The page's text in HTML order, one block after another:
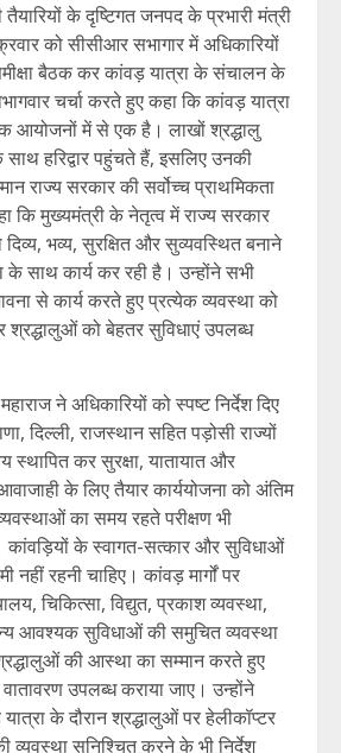
के दृष्टिगत जनपद के प्रभारी मंत्री
को सीसीआर सभागार में अधिकारियों
बैठक कर कांवड़ यात्रा के संचालन के
चर्चा करते हुए कहा कि कांवड़ यात्रा
आयोजनों में से एक है। लाखों श्रद्धालु
हरिद्वार पहुंचते हैं, इसलिए उनकी
राज्य सरकार की सर्वोच्च प्राथमिकता
कि मुख्यमंत्री के नेतृत्व में राज्य सरकार
भव्य, सुरक्षित और सुव्यवस्थित बनाने
के साथ कार्य कर रही है। उन्होंने सभी
से कार्य करते हुए प्रत्येक व्यवस्था को
को बेहतर सुविधाएं उपलब्ध
ने अधिकारियों को स्पष्ट निर्देश दिए
दिल्ली, राजस्थान सहित पड़ोसी राज्यों
स्थापित कर सुरक्षा, यातायात और
के लिए तैयार कार्ययोजना को अंतिम
का समय रहते परीक्षण भी
कांवड़ियों के स्वागत-सत्कार और सुविधाओं
नहीं रहनी चाहिए। कांवड़ मार्गों पर
चिकित्सा, विद्युत, प्रकाश व्यवस्था,
आवश्यक सुविधाओं की समुचित व्यवस्था
की आस्था का सम्मान करते हुए
उपलब्ध कराया जाए। उन्होंने
के दौरान श्रद्धालुओं पर हेलीकॉप्टर
व्यवस्था सुनिश्चित करने के भी निर्देश